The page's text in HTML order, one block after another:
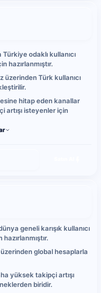
odaklı kullanıcı
hazırlanmıştır.
üzerinden Türk kullanıcı
hitap eden kanallar
artışı isteyenler için
ve günlük takipçi
olarak zaman içinde
geneli karışık kullanıcı
üzerinden global hesaplarla
yüksek takipçi artışı
biridir.